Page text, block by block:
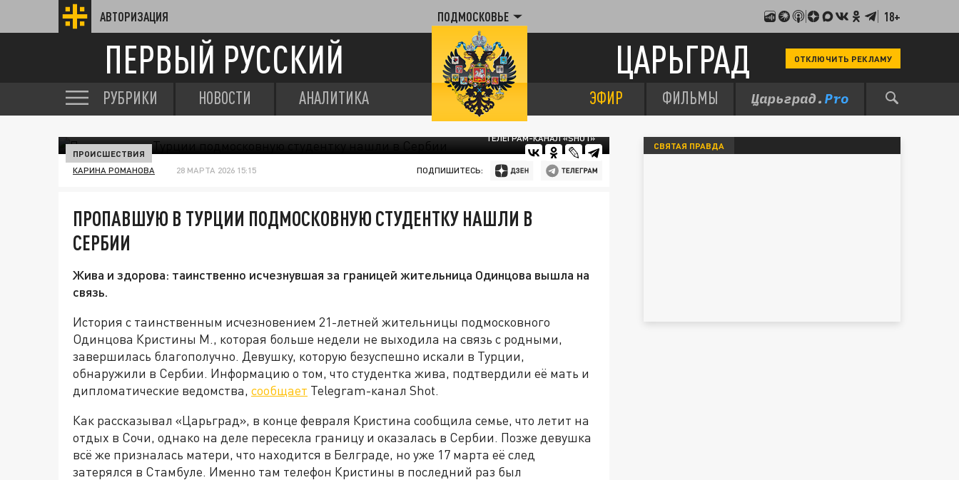
АВТОРИЗАЦИЯ ПОДМОСКОВЬЕ 18+
ПЕРВЫЙ РУССКИЙ ЦАРЬГРАД ОТКЛЮЧИТЬ РЕКЛАМУ
РУБРИКИ НОВОСТИ АНАЛИТИКА ЭФИР ФИЛЬМЫ
ТЕЛЕГРАМ-КАНАЛ «SHOT»
ПРОИСШЕСТВИЯ
КАРИНА РОМАНОВА 28 МАРТА 2026 15:15 ПОДПИШИТЕСЬ:
ПРОПАВШУЮ В ТУРЦИИ ПОДМОСКОВНУЮ СТУДЕНТКУ НАШЛИ В
СЕРБИИ
Жива и здорова: таинственно исчезнувшая за границей жительница Одинцова вышла на
связь.
История с таинственным исчезновением 21-летней жительницы подмосковного
Одинцова Кристины М., которая больше недели не выходила на связь с родными,
завершилась благополучно. Девушку, которую безуспешно искали в Турции,
обнаружили в Сербии. Информацию о том, что студентка жива, подтвердили её мать и
дипломатические ведомства, сообщает Telegram-канал Shot.
Как рассказывал «Царьград», в конце февраля Кристина сообщила семье, что летит на
отдых в Сочи, однако на деле пересекла границу и оказалась в Сербии. Позже девушка
всё же призналась матери, что находится в Белграде, но уже 17 марта её след
затерялся в Стамбуле. Именно там телефон Кристины в последний раз был
СВЯТАЯ ПРАВДА